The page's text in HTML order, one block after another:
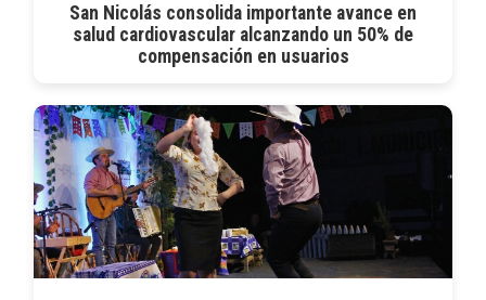
San Nicolás consolida importante avance en
salud cardiovascular alcanzando un 50% de
compensación en usuarios